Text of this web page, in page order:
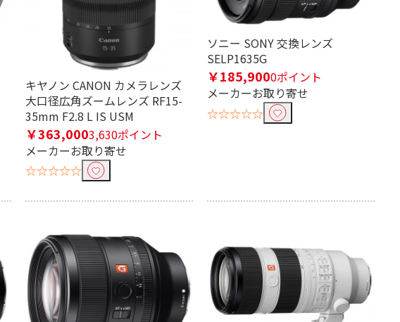
キヤノン CANON カメラレンズ
大口径広角ズームレンズ RF15-
35mm F2.8 L IS USM
￥363,0003,630ポイント
メーカーお取り寄せ
☆☆☆☆☆
ソニー SONY 交換レンズ
SELP1635G
￥185,9000ポイント
メーカーお取り寄せ
☆☆☆☆☆